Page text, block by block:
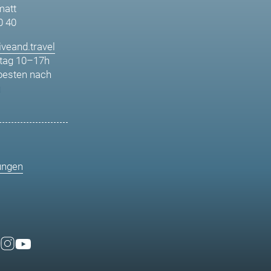
40
10–17h
nach